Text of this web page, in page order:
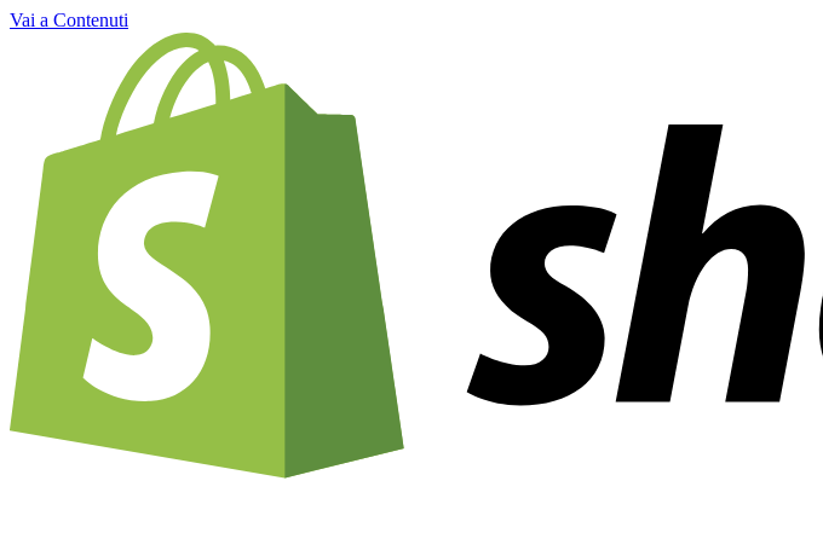
Vai a Contenuti